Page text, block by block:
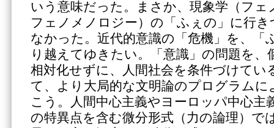
いう意味だった。まさか、現象学（フ
フェノメノロジー）の「ふぇの」に行
なかった。近代的意識の「危機」を、「
り越えてゆきたい。「意識」の問題を、
相対化せずに、人間社会を条件づけてい
て、より大局的な文明論のプログラム
こう。人間中心主義やヨーロッパ中心主
の特異点を含む微分形式（力の論理）で